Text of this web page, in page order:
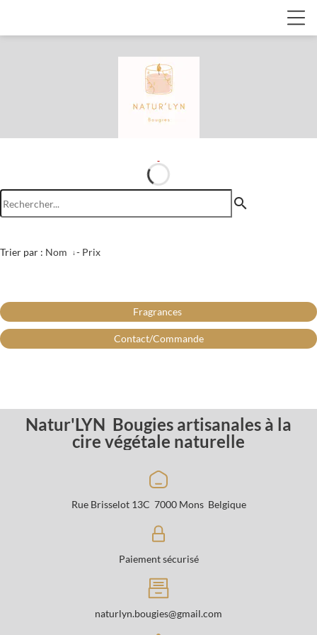
search
Trier par : Nom - Prix
Fragrances
Contact/Commande
Natur'LYN Bougies artisanales à la
cire végétale naturelle
Rue Brisselot 13C 7000 Mons Belgique
Paiement sécurisé
naturlyn.bougies@gmail.com